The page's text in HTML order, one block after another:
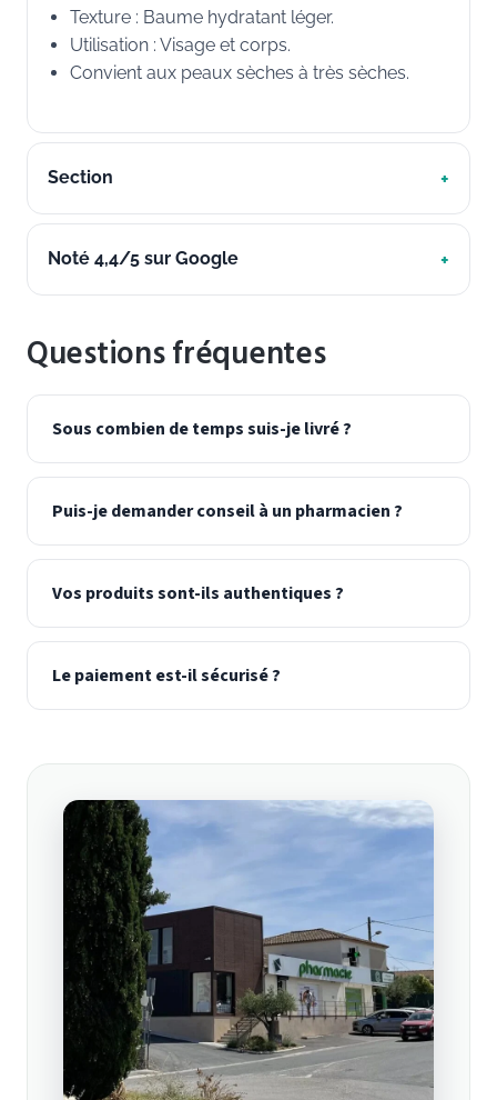
Texture : Baume hydratant léger.
Utilisation : Visage et corps.
Convient aux peaux sèches à très sèches.
Section
Noté 4,4/5 sur Google
Questions fréquentes
Sous combien de temps suis-je livré ?
Puis-je demander conseil à un pharmacien ?
Vos produits sont-ils authentiques ?
Le paiement est-il sécurisé ?